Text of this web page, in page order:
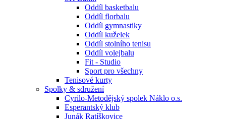
Oddíl basketbalu
Oddíl florbalu
Oddíl gymnastiky
Oddíl kuželek
Oddíl stolního tenisu
Oddíl volejbalu
Fit - Studio
Sport pro všechny
Tenisové kurty
Spolky & sdružení
Cyrilo-Metodějský spolek Náklo o.s.
Esperantský klub
Junák Ratíškovice